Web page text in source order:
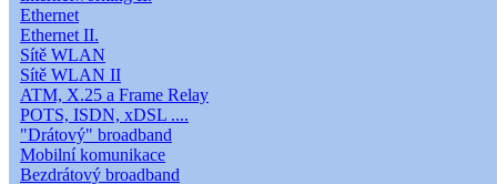
Ethernet
Ethernet II.
Sítě WLAN
Sítě WLAN II
ATM, X.25 a Frame Relay
POTS, ISDN, xDSL ....
"Drátový" broadband
Mobilní komunikace
Bezdrátový broadband